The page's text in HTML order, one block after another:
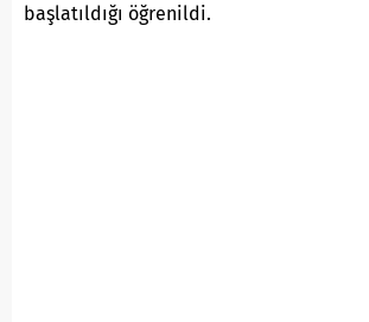
başlatıldığı öğrenildi.